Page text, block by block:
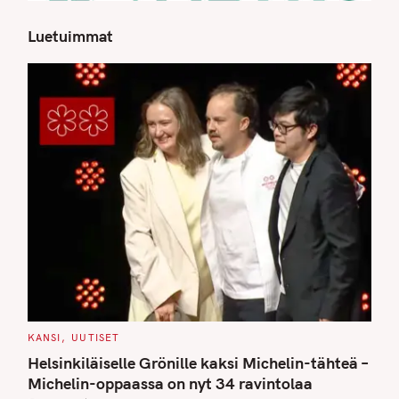
Luetuimmat
C
T
E
G
O
KANSI UUTISET
Helsinkiläiselle Grönille kaksi Michelin-tähteä –
Michelin-oppaassa on nyt 34 ravintolaa
S
e
a